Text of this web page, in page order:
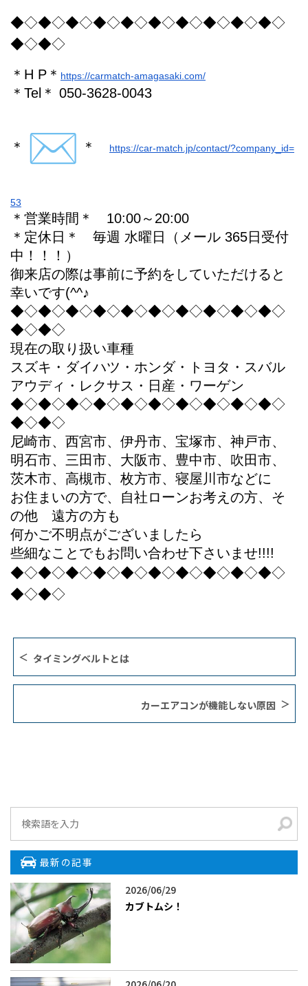
◆◇◆◇◆◇◆◇◆◇◆◇◆◇◆◇◆◇◆◇
◆◇◆◇
＊H P＊ https://carmatch-amagasaki.com/
＊Tel＊ 050-3628-0043
＊ ＊ https://car-match.jp/contact/?company_id=
53
＊営業時間＊ 10:00～20:00
＊定休日＊ 毎週 水曜日（メール 365日受付
中！！！）
御来店の際は事前に予約をしていただけると
幸いです(^^♪
◆◇◆◇◆◇◆◇◆◇◆◇◆◇◆◇◆◇◆◇
◆◇◆◇
現在の取り扱い車種
スズキ・ダイハツ・ホンダ・トヨタ・スバル
アウディ・レクサス・日産・ワーゲン
◆◇◆◇◆◇◆◇◆◇◆◇◆◇◆◇◆◇◆◇
◆◇◆◇
尼崎市、西宮市、伊丹市、宝塚市、神戸市、
明石市、三田市、大阪市、豊中市、吹田市、
茨木市、高槻市、枚方市、寝屋川市などに
お住まいの方で、自社ローンお考えの方、そ
の他 遠方の方も
何かご不明点がございましたら
些細なことでもお問い合わせ下さいませ!!!!
◆◇◆◇◆◇◆◇◆◇◆◇◆◇◆◇◆◇◆◇
◆◇◆◇
​タイミングベルトとは
カーエアコンが機能しない原因
最新の記事
2026/06/29
カブトムシ！